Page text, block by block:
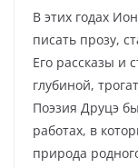
В этих годах
писать прозу,
Его рассказы и
глубиной,
Поэзия Друцэ
работах, в
природа